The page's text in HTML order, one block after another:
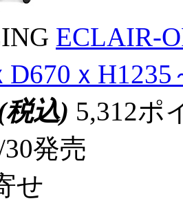
ECLAIR-
D670ｘ
税込) 5,312ポ
発売
せ